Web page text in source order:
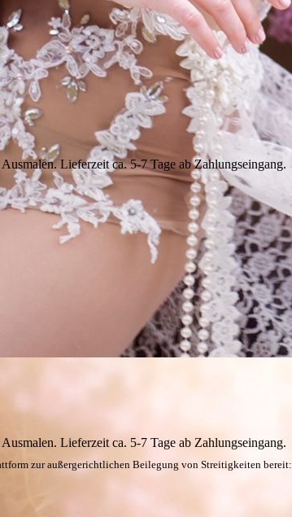
Lieferzeit ca. 5-7 Tage ab Zahlungseingang.
Lieferzeit ca. 5-7 Tage ab Zahlungseingang.
zur außergerichtlichen Beilegung von Streitigkeiten bereit: